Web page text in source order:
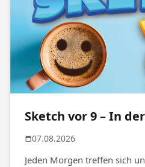
Sketch vor 9 – In
07.08.2026
Jeden Morgen treffen sich